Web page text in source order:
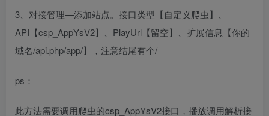
3、对接管理—添加站点。接口类型【自定义爬虫】、
API【csp_AppYsV2】、PlayUrl【留空】、扩展信息【你的
域名/api.php/app/】，注意结尾有个/
ps：
此方法需要调用爬虫的csp_AppYsV2接口，播放调用解析接